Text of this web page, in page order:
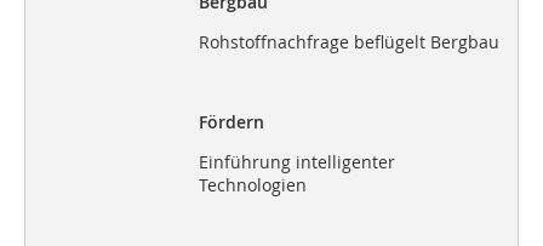
Rohstoffnachfrage beflügelt Bergbau
Fördern
Einführung intelligenter
Technologien